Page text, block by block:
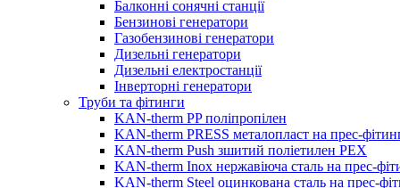
Балконні сонячні станції
Бензинові генератори
Газобензинові генератори
Дизельні генератори
Дизельні електростанції
Інверторні генератори
Труби та фітинги
KAN-therm PP поліпропілен
KAN-therm PRESS металопласт на прес-
KAN-therm Push зшитий поліетилен PEX
KAN-therm Inox нержавіюча сталь на прес-
KAN-therm Steel оцинкована сталь на прес-